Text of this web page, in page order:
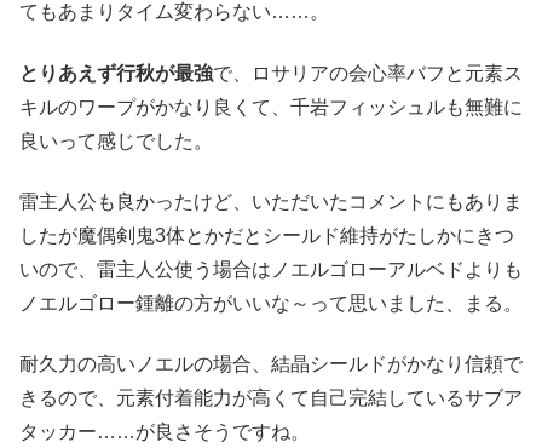
てもあまりタイム変わらない……。
とりあえず行秋が最強で、ロサリアの会心率バフと元素ス
キルのワープがかなり良くて、千岩フィッシュルも無難に
良いって感じでした。
雷主人公も良かったけど、いただいたコメントにもありま
したが魔偶剣鬼3体とかだとシールド維持がたしかにきつ
いので、雷主人公使う場合はノエルゴローアルベドよりも
ノエルゴロー鍾離の方がいいな～って思いました、まる。
耐久力の高いノエルの場合、結晶シールドがかなり信頼で
きるので、元素付着能力が高くて自己完結しているサブア
タッカー……が良さそうですね。